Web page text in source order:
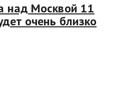
над Москвой 11
очень близко